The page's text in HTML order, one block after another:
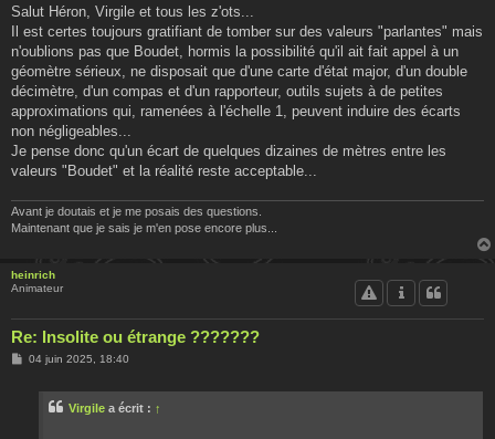
s
a
g
Salut Héron, Virgile et tous les z'ots...
Il est certes toujours gratifiant de tomber sur des valeurs "parlantes" mais
n'oublions pas que Boudet, hormis la possibilité qu'il ait fait appel à un
géomètre sérieux, ne disposait que d'une carte d'état major, d'un double
décimètre, d'un compas et d'un rapporteur, outils sujets à de petites
approximations qui, ramenées à l'échelle 1, peuvent induire des écarts
non négligeables...
Je pense donc qu'un écart de quelques dizaines de mètres entre les
valeurs "Boudet" et la réalité reste acceptable...
Avant je doutais et je me posais des questions.
Maintenant que je sais je m'en pose encore plus...
heinrich
Animateur
Re: Insolite ou étrange ???????
M04 juin 2025, 18:40
Virgile a écrit : ↑